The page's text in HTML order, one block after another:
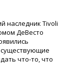
наследник Tivoli
ДеВесто
существующие
что-то, что